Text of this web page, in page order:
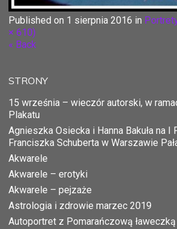
Published on 1 sierpnia 2016 in
× 610)
« Back
STRONY
15 września – wieczór autorski, w
Plakatu
Agnieszka Osiecka i Hanna Bakuła na
Franciszka Schuberta w Warszawie
Akwarele
Akwarele – erotyki
Akwarele – pejzaże
Astrologia i zdrowie marzec 2019
Autoportret z Pomarańczową ławeczką